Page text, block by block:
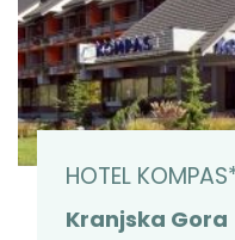
HOTEL
Kranjska Gora